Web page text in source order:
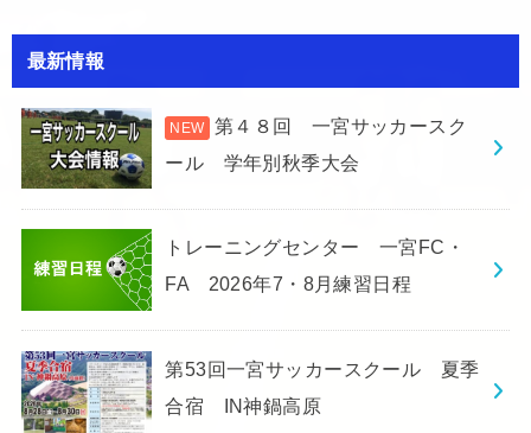
最新情報
第４８回 一宮サッカースク
ール 学年別秋季大会
トレーニングセンター 一宮FC・
FA 2026年7・8月練習日程
第53回一宮サッカースクール 夏季
合宿 IN神鍋高原